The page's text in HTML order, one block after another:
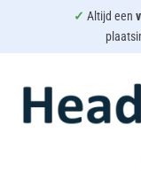
✓ Altijd een